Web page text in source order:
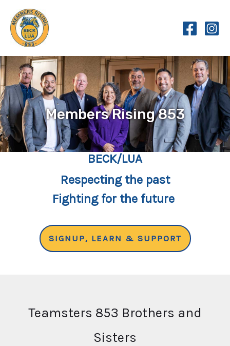
content
Members Rising 853
BECK/LUA
Respecting the past
Fighting for the future
SIGNUP, LEARN & SUPPORT
Teamsters 853 Brothers and
Sisters